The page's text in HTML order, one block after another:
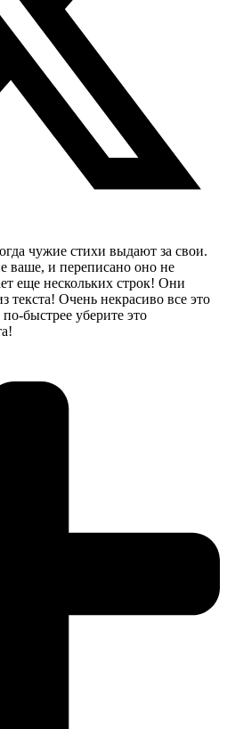
чужие стихи выдают за свои.
ваше, и переписано оно не
еще нескольких строк! Они
текста! Очень некрасиво все это
быстрее уберите это